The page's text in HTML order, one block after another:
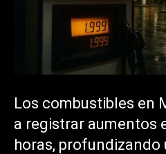
Los combustibles en
a registrar aumentos
horas, profundizando